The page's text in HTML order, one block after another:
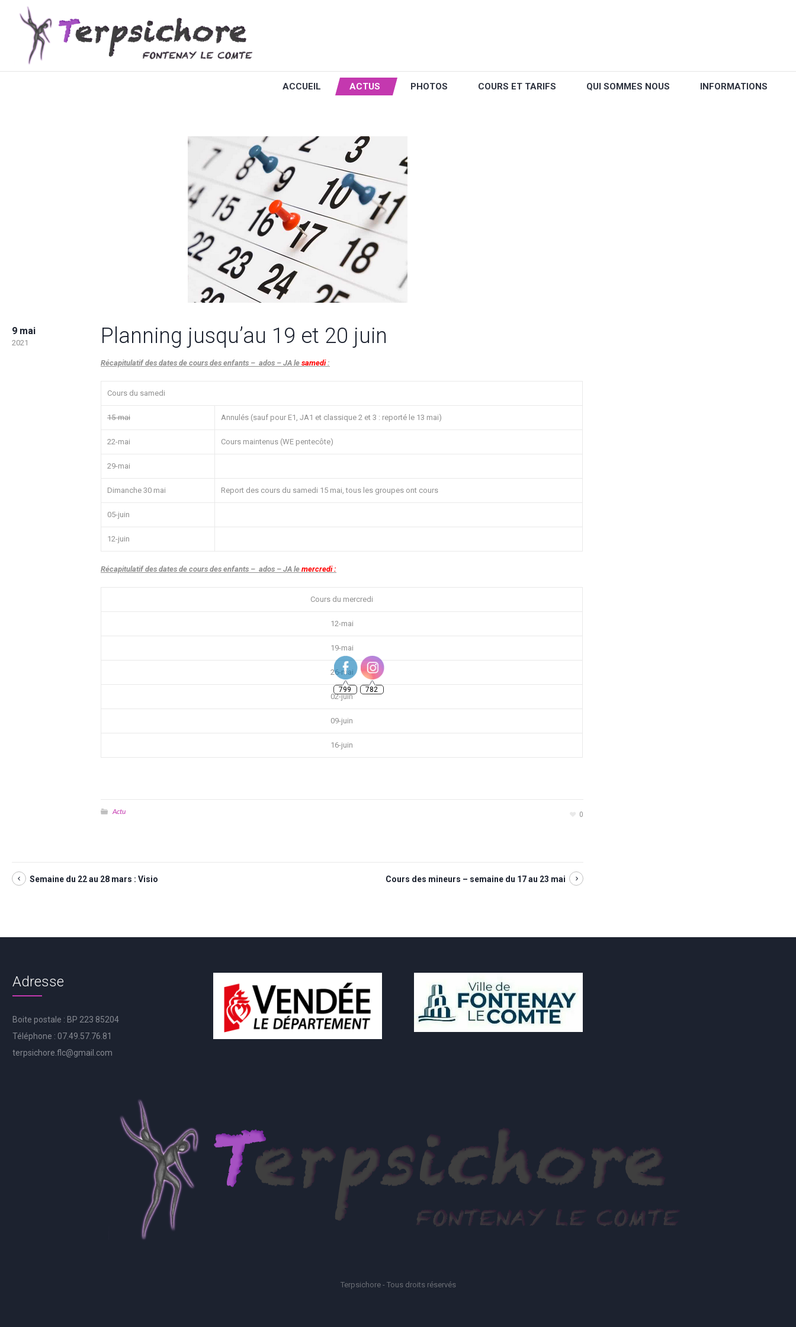
ACCUEIL ACTUS PHOTOS COURS ET TARIFS QUI SOMMES NOUS INFORMATIONS
9 mai
2021 Planning jusqu’au 19 et 20 juin
Récapitulatif des dates de cours des enfants – ados – JA le samedi:
Cours du samedi
15-mai Annulés (sauf pour E1, JA1 et classique 2 et 3 : reporté le 13 mai)
22-mai Cours maintenus (WE pentecôte)
29-mai
Dimanche 30 mai Report des cours du samedi 15 mai, tous les groupes ont cours
05-juin
12-juin
Récapitulatif des dates de cours des enfants – ados – JA le mercredi :
Cours du mercredi
12-mai
19-mai
26-mai
02-juin
09-juin
16-juin
0
Actu
Semaine du 22 au 28 mars : Visio Cours des mineurs – semaine du 17 au 23 mai
Adresse
Boite postale : BP 223 85204
Téléphone : 07.49.57.76.81
terpsichore.flc@gmail.com
Terpsichore - Tous droits réservés
799 782